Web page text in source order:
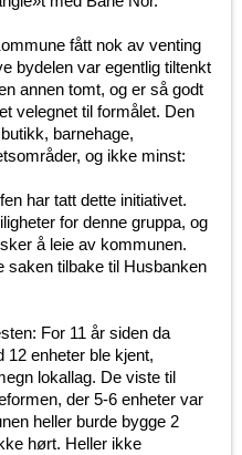
fått nok av venting
bydelen var egentlig tiltenkt
annen tomt, og er så godt
velegnet til formålet. Den
barnehage,
og ikke minst:
har tatt dette initiativet.
for denne gruppa, og
å leie av kommunen.
saken tilbake til Husbanken
For 11 år siden da
12 enheter ble kjent,
lokallag. De viste til
der 5-6 enheter var
heller burde bygge 2
hørt. Heller ikke